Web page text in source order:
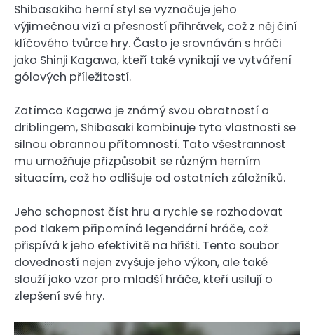
Shibasakiho herní styl se vyznačuje jeho
výjimečnou vizí a přesností přihrávek, což z něj činí
klíčového tvůrce hry. Často je srovnáván s hráči
jako Shinji Kagawa, kteří také vynikají ve vytváření
gólových příležitostí.
Zatímco Kagawa je známý svou obratností a
driblingem, Shibasaki kombinuje tyto vlastnosti se
silnou obrannou přítomností. Tato všestrannost
mu umožňuje přizpůsobit se různým herním
situacím, což ho odlišuje od ostatních záložníků.
Jeho schopnost číst hru a rychle se rozhodovat
pod tlakem připomíná legendární hráče, což
přispívá k jeho efektivitě na hřišti. Tento soubor
dovedností nejen zvyšuje jeho výkon, ale také
slouží jako vzor pro mladší hráče, kteří usilují o
zlepšení své hry.